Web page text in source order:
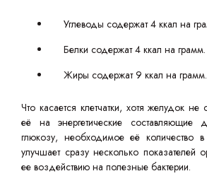
Углеводы содержат 4 ккал на
Белки содержат 4 ккал на грамм.
Жиры содержат 9 ккал на грамм.
Что касается клетчатки, хотя желудок
её на энергетические составляющие
глюкозу, необходимое её количество
улучшает сразу несколько показателей
ее воздействию на полезные бактерии.